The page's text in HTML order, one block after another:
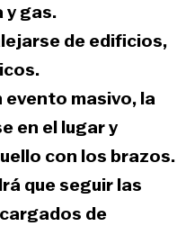
y gas.
de edificios,
evento masivo, la
en el lugar y
con los brazos.
que seguir las
de